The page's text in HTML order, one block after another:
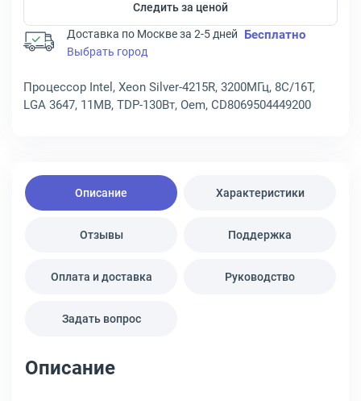
Следить за ценой
Доставка по Москве за 2-5 дней Бесплатно
Выбрать город
Процессор Intel, Xeon Silver-4215R, 3200МГц, 8C/16T,
LGA 3647, 11MB, TDP-130Вт, Oem, CD8069504449200
Описание Характеристики
Отзывы Поддержка
Оплата и доставка Руководство
Задать вопрос
Описание